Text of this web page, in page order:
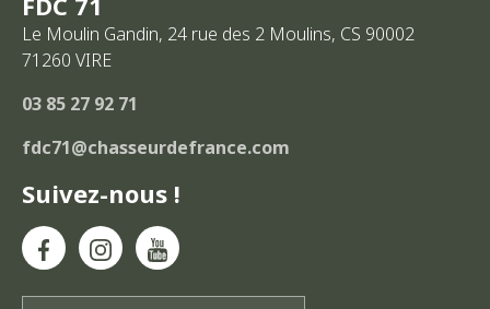
Le Moulin Gandin, 24 rue des 2 Moulins, CS 90002
71260 VIRE
03 85 27 92 71
fdc71@chasseurdefrance.com
Suivez-nous !